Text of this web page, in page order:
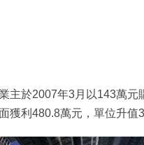
主於2007年3月以143萬元
獲利480.8萬元，單位升值